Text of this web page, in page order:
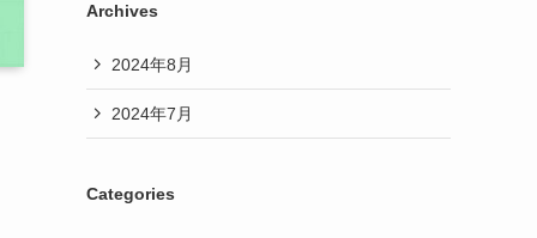
Archives
2024年8月
2024年7月
Categories